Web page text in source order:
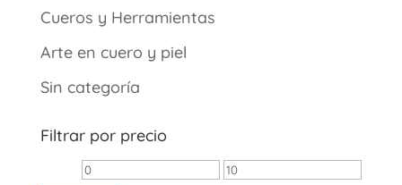
Cueros y Herramientas
Arte en cuero y piel
Sin categoría
Filtrar por precio
Precio
Precio